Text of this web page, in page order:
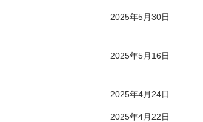
2025年5月30日
2025年5月16日
2025年4月24日
2025年4月22日